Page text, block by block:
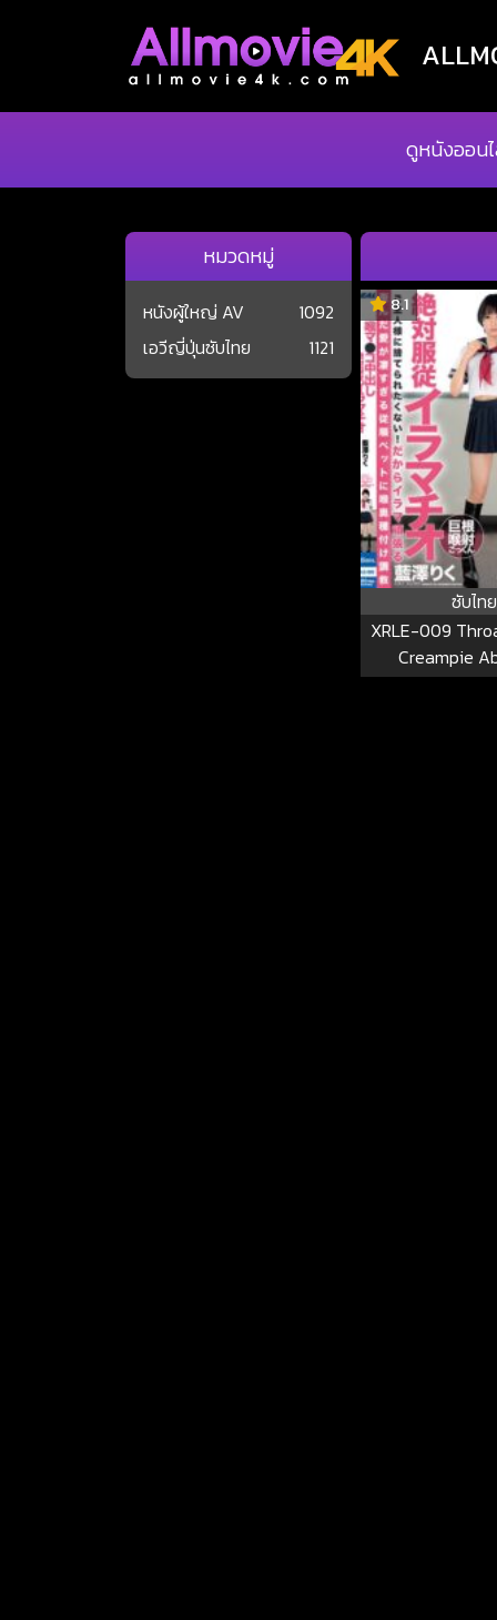
ดูหนังออน
หมวดหมู่
หนังผู้ใหญ่ AV
1092
เอวีญี่ปุ่นซับไทย
1121
8.1
ซับไทย
XRLE-009
Creampie
Obedience